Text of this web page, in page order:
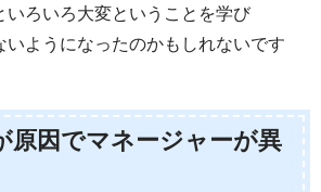
いろいろ大変ということを学び
いようになったのかもしれないです
原因でマネージャーが異